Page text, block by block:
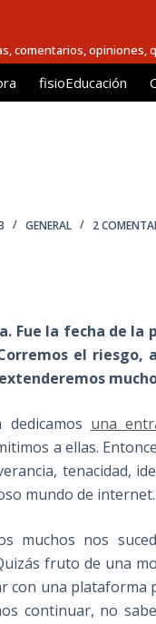
comentarios,
fisioEducación
GENERAL 2
Fue la fecha de
el riesgo,
una
a ellas.
tenacidad,
mundo de internet.
muchos nos
fruto de una
una plataforma
continuar, no